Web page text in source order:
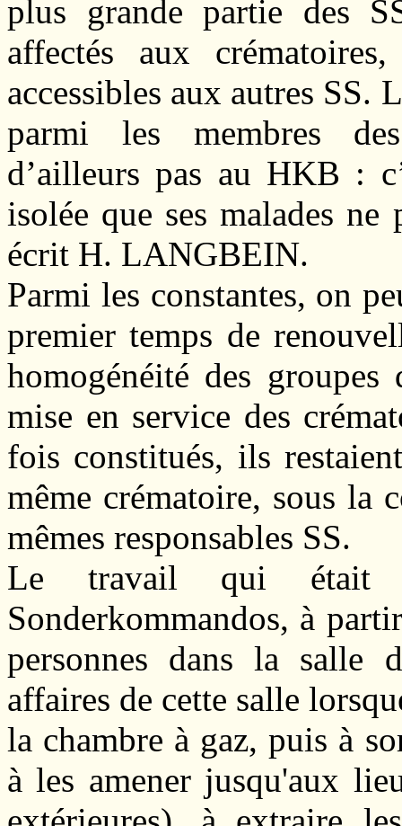
plus grande partie des
affectés aux
accessibles aux autres SS.
parmi les membres des
d’ailleurs pas au HKB :
isolée que ses malades
écrit H. LANGBEIN.
Parmi les constantes, on
premier temps de
homogénéité des
mise en service des
fois constitués, ils
même crématoire, sous la
mêmes responsables SS.
Le travail qui était
Sonderkommandos, à
personnes dans la salle
affaires de cette salle
la chambre à gaz, puis à
à les amener jusqu'aux